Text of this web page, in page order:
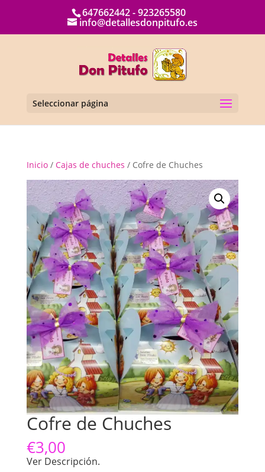
647662442 - 923265580
info@detallesdonpitufo.es
Seleccionar página
Inicio/ Cajas de chuches / Cofre de Chuches
Cofre de Chuches
€3,00
Ver Descripción.